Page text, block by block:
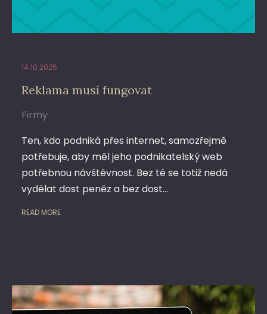
14.10.2025
Reklama musí fungovat
Firmy
Ten, kdo podniká přes internet, samozřejmě
potřebuje, aby měl jeho podnikatelský web
potřebnou návštěvnost. Bez té se totiž nedá
vydělat dost peněz a bez dost…
READ MORE